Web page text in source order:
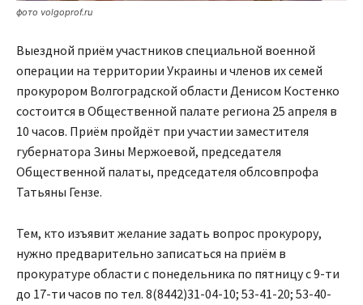
фото volgoprof.ru
Выездной приём участников специальной военной
операции на территории Украины и членов их семей
прокурором Волгоградской области Денисом Костенко
состоится в Общественной палате региона 25 апреля в
10 часов. Приём пройдёт при участии заместителя
губернатора Зины Мержоевой, председателя
Общественной палаты, председателя облсовпрофа
Татьяны Гензе.
Тем, кто изъявит желание задать вопрос прокурору,
нужно предварительно записаться на приём в
прокуратуре области с понедельника по пятницу с 9-ти
до 17-ти часов по тел. 8(8442)31-04-10; 53-41-20; 53-40-